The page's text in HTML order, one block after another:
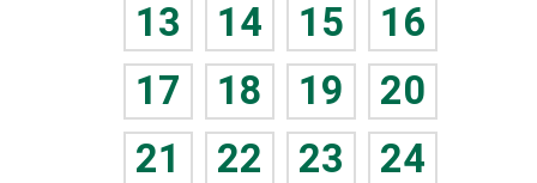
13
14 15
16
17
18 19
20
21
22 23
24